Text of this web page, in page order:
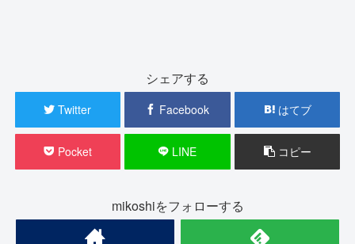
シェアする
Twitter Facebook はてブ
Pocket LINE コピー
mikoshiをフォローする